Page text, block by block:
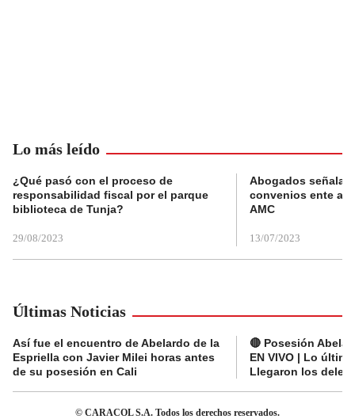
Lo más leído
¿Qué pasó con el proceso de
responsabilidad fiscal por el parque
biblioteca de Tunja?
29/08/2023
Abogados
convenios ente
AMC
13/07/2023
Últimas Noticias
Así fue el encuentro de Abelardo de la
Espriella con Javier Milei horas antes
de su posesión en Cali
🔴 Posesión
EN VIVO | Lo
Llegaron los
© CARACOL S.A. Todos los derechos reservados.